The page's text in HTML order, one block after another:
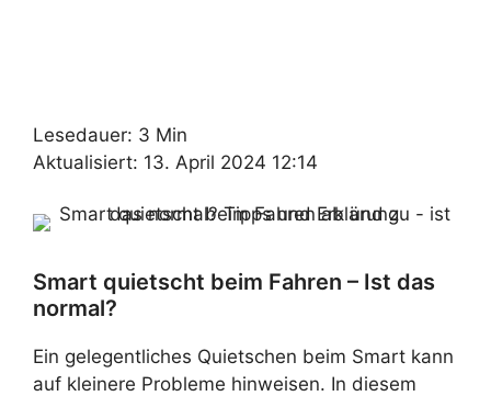
Lesedauer: 3 Min
Aktualisiert: 13. April 2024 12:14
Smart quietscht beim Fahren – Ist das
normal?
Ein gelegentliches Quietschen beim Smart kann
auf kleinere Probleme hinweisen. In diesem